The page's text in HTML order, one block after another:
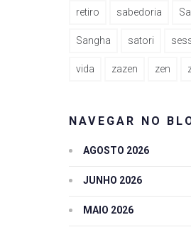
retiro sabedoria
Sangha satori
vida zazen zen
NAVEGAR NO
AGOSTO 2026
JUNHO 2026
MAIO 2026